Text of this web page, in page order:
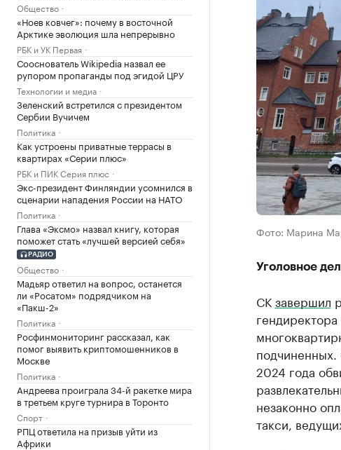
Общество
«Ноев ковчег»: почему в восточной
Арктике эволюция шла непрерывно
РБК и УК Первая
Сооснователь Wikipedia назвал ее
рупором пропаганды под эгидой ЦРУ
Технологии и медиа
Зеленский встретился с президентом
Сербии Вучичем
Политика
Как устроены приватные террасы в
квартирах «Серии плюс»
РБК и ПИК Серия плюс
Экс-президент Финляндии усомнился в
сценарии нападения России на НАТО
Политика
Глава «Эксмо» назвал книгу, которая
поможет стать «лучшей версией себя»
РАДИО
Общество
Мадьяр ответил на вопрос, останется
ли «Росатом» подрядчиком на
«Пакш-2»
Политика
Росфинмониторинг рассказал, как
помог выявить криптомошенников в
Москве
Политика
Андреева проиграла 34-й ракетке мира
в третьем круге турнира в Торонто
Спорт
РПЦ ответила на призыв уйти из
Африки
Фото: Марина
Уголовное
СКзавершил
подчиненных.
2024 года
незаконно
такси,